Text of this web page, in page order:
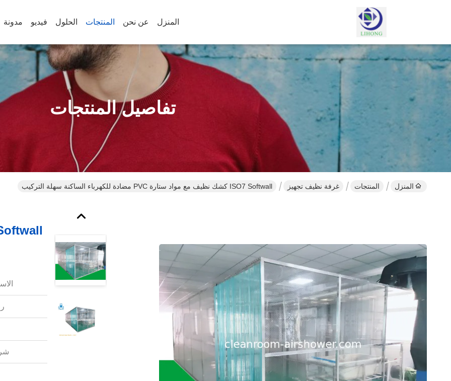
المنزل عن نحن المنتجات الحلول فيديو مدونة
تفاصيل المنتجات
المنزل المنتجات غرفة نظيف تجهيز ISO7 Softwall كشك نظيف مع مواد ستارة PVC مضادة للكهرباء الساكنة سهلة التركيب